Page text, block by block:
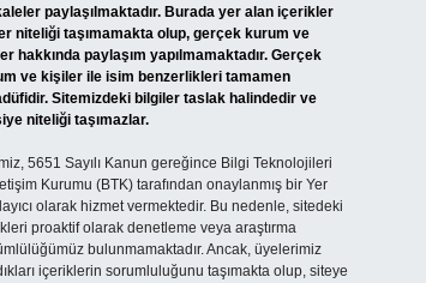
paylaşılmaktadır. Burada yer alan içerikler
niteliği taşımamakta olup, gerçek kurum ve
hakkında paylaşım yapılmamaktadır. Gerçek
ve kişiler ile isim benzerlikleri tamamen
Sitemizdeki bilgiler taslak halindedir ve
niteliği taşımazlar.
5651 Sayılı Kanun gereğince Bilgi Teknolojileri
Kurumu (BTK) tarafından onaylanmış bir Yer
olarak hizmet vermektedir. Bu nedenle, sitedeki
proaktif olarak denetleme veya araştırma
bulunmamaktadır. Ancak, üyelerimiz
içeriklerin sorumluluğunu taşımakta olup, siteye